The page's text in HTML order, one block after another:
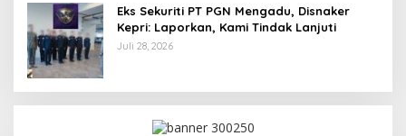
Eks Sekuriti PT PGN Mengadu, Disnaker
Kepri: Laporkan, Kami Tindak Lanjuti
Juli 28, 2026